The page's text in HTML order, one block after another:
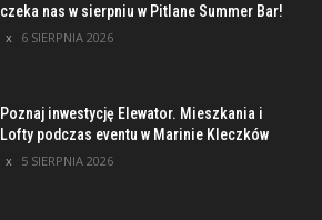
czeka nas w sierpniu w Pitlane Summer Bar!
6 SIERPNIA 2026
Poznaj inwestycję Elewator. Mieszkania i
Lofty podczas eventu w Marinie Kleczków
5 SIERPNIA 2026